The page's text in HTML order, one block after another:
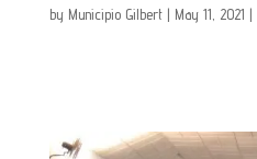
by Municipio Gilbert| May 11, 2021 |